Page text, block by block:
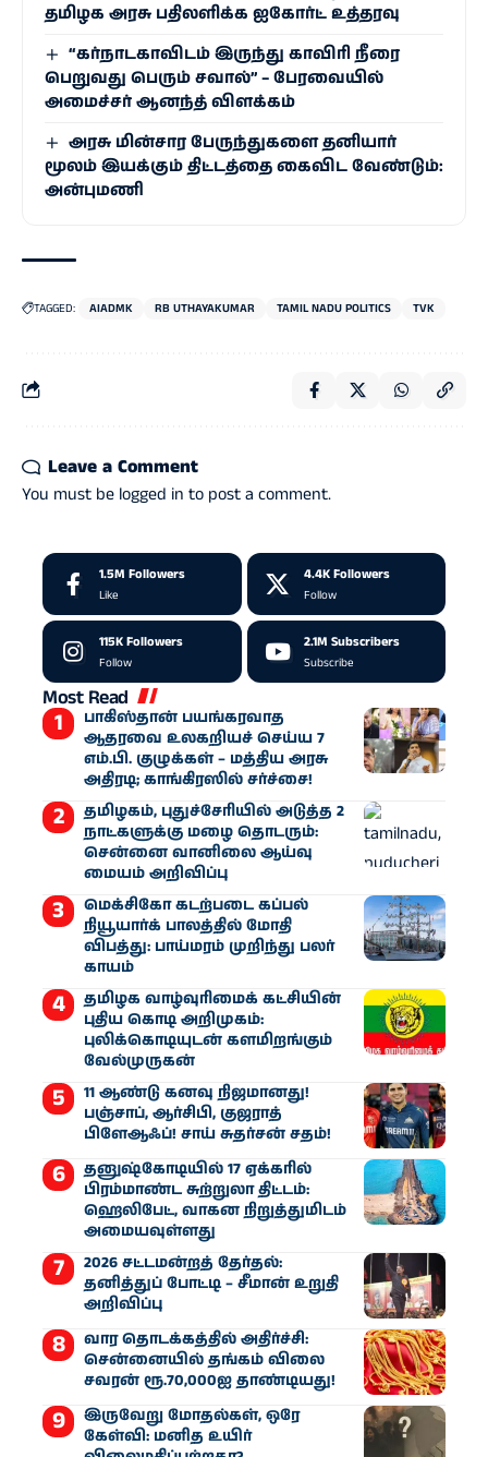
தமிழக அரசு பதிலளிக்க ஐகோர்ட் உத்தரவு
“கர்நாடகாவிடம் இருந்து காவிரி நீரை
பெறுவது பெரும் சவால்” – பேரவையில்
அமைச்சர் ஆனந்த் விளக்கம்
அரசு மின்சார பேருந்துகளை தனியார்
மூலம் இயக்கும் திட்டத்தை கைவிட வேண்டும்:
அன்புமணி
TAGGED: AIADMK RB UTHAYAKUMAR TAMIL NADU POLITICS TVK
Leave a Comment
You must be logged in to post a comment.
1.5M Followers
Like
4.4K Followers
Follow
115KFollowers
Follow
2.1M Subscribers
Subscribe
Most Read
பாகிஸ்தான் பயங்கரவாத
ஆதரவை உலகறியச் செய்ய 7
எம்.பி. குழுக்கள் – மத்திய அரசு
அதிரடி; காங்கிரஸில் சர்ச்சை!
தமிழகம், புதுச்சேரியில் அடுத்த 2
நாட்களுக்கு மழை தொடரும்:
சென்னை வானிலை ஆய்வு
மையம் அறிவிப்பு
மெக்சிகோ கடற்படை கப்பல்
நியூயார்க் பாலத்தில் மோதி
விபத்து: பாய்மரம் முறிந்து பலர்
காயம்
தமிழக வாழ்வுரிமைக் கட்சியின்
புதிய கொடி அறிமுகம்:
புலிக்கொடியுடன் களமிறங்கும்
வேல்முருகன்
11 ஆண்டு கனவு நிஜமானது!
பஞ்சாப், ஆர்சிபி, குஜராத்
பிளேஆஃப்! சாய் சுதர்சன் சதம்!
தனுஷ்கோடியில் 17 ஏக்கரில்
பிரம்மாண்ட சுற்றுலா திட்டம்:
ஹெலிபேட், வாகன நிறுத்துமிடம்
அமையவுள்ளது
2026 சட்டமன்றத் தேர்தல்:
தனித்துப் போட்டி – சீமான் உறுதி
அறிவிப்பு
வார தொடக்கத்தில் அதிர்ச்சி:
சென்னையில் தங்கம் விலை
சவரன் ரூ.70,000ஐ தாண்டியது!
இருவேறு மோதல்கள், ஒரே
கேள்வி: மனித உயிர்